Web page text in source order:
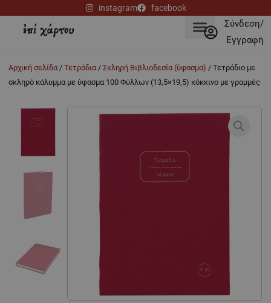
περιεχόμενο
instagram facebook
Σύνδεση/
Εγγραφή
Αρχική σελίδα /Τετράδια /Σκληρή Βιβλιοδεσία (ύφασμα) / Τετράδιο με
σκληρό κάλυμμα με ύφασμα 100 Φύλλων (13,5×19,5) κόκκινο με γραμμές